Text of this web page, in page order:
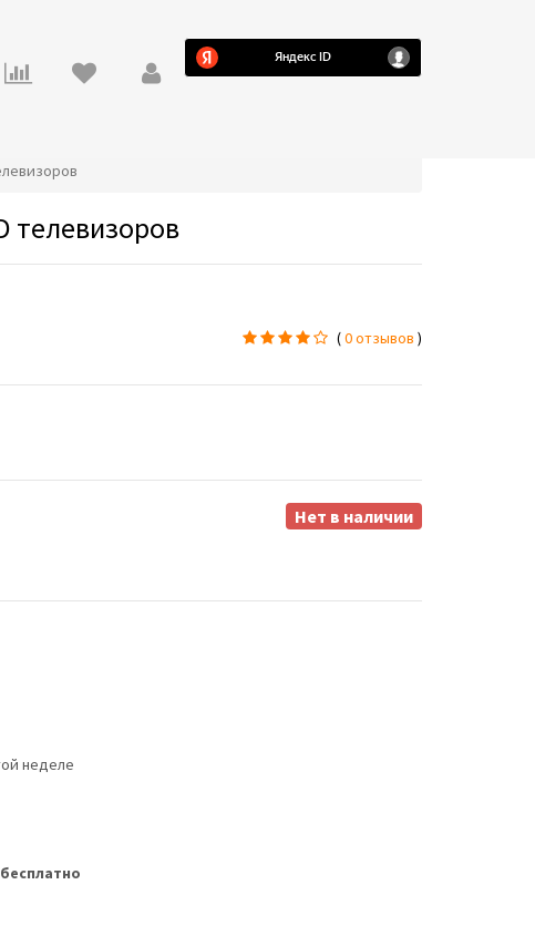
телевизоров
(0 отзывов )
Нет в наличии
неделе
бесплатно